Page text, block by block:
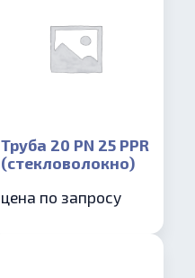
Труба 20 PN 25 PPR
(стекловолокно)
цена по запросу